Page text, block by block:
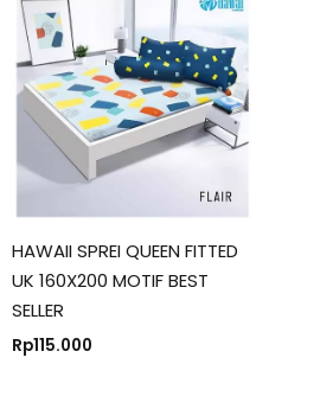
HAWAII SPREI QUEEN FITTED
UK 160X200 MOTIF BEST
SELLER
Rp115.000